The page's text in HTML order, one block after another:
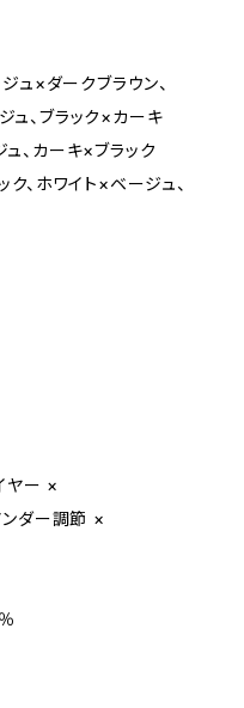
ュ×ダークブラウン、
ュ、ブラック×カーキ
、カーキ×ブラック
ク、ホワイト×ベージュ、
ヤー ×
ダー調節 ×